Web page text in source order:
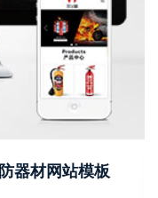
器材网站模板